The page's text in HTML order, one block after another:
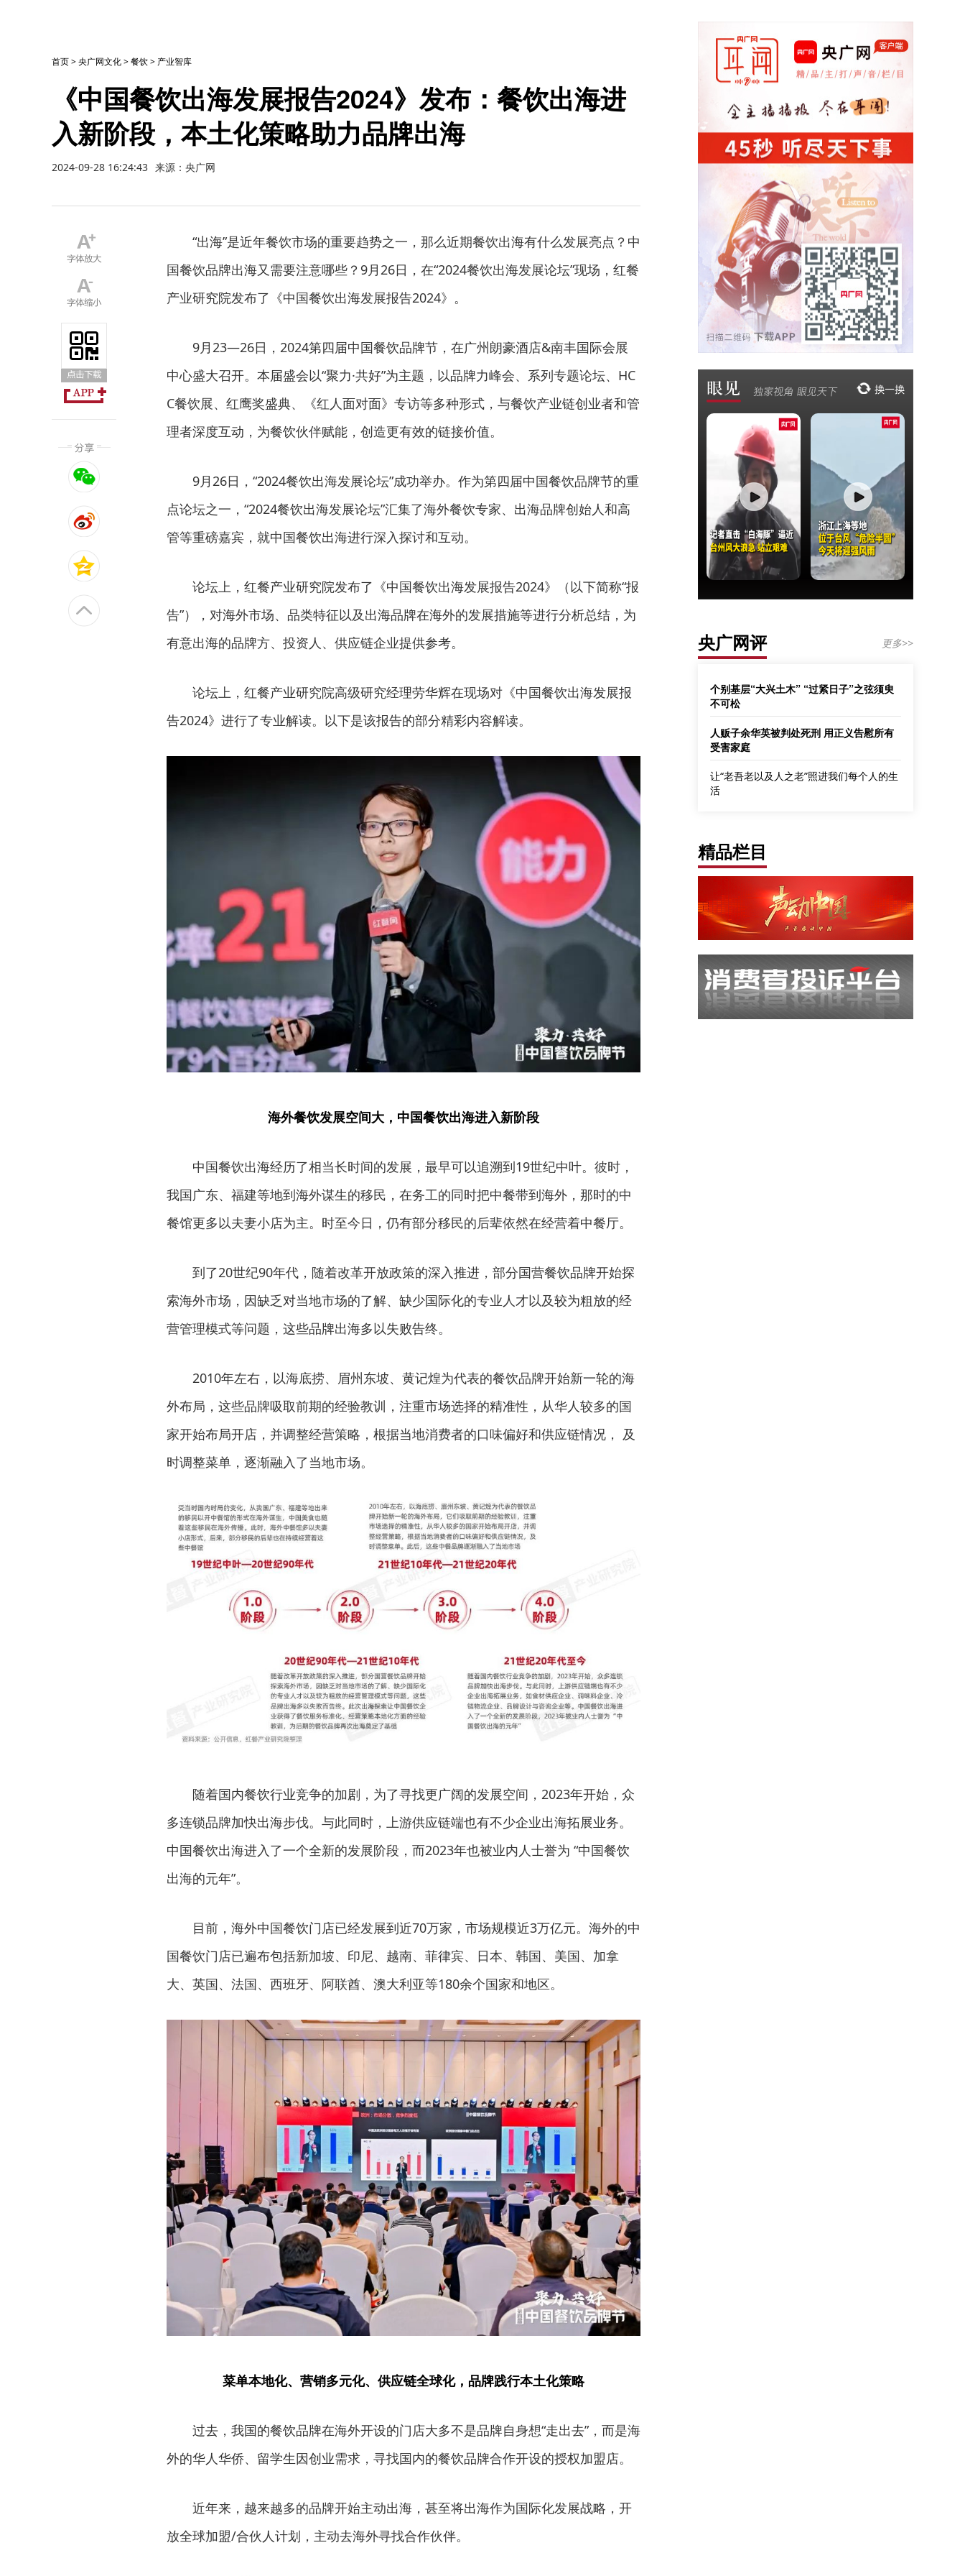
首页>央广网文化>餐饮> 产业智库
《中国餐饮出海发展报告2024》发布：餐饮出海进
入新阶段，本土化策略助力品牌出海
2024-09-28 16:24:43 来源：央广网
“出海”是近年餐饮市场的重要趋势之一，那么近期餐饮出海有什么发展亮点？中
国餐饮品牌出海又需要注意哪些？9月26日，在“2024餐饮出海发展论坛”现场，红餐
产业研究院发布了《中国餐饮出海发展报告2024》。
9月23—26日，2024第四届中国餐饮品牌节，在广州朗豪酒店&南丰国际会展
中心盛大召开。本届盛会以“聚力·共好”为主题，以品牌力峰会、系列专题论坛、HC
C餐饮展、红鹰奖盛典、《红人面对面》专访等多种形式，与餐饮产业链创业者和管
理者深度互动，为餐饮伙伴赋能，创造更有效的链接价值。
9月26日，“2024餐饮出海发展论坛”成功举办。作为第四届中国餐饮品牌节的重
点论坛之一，“2024餐饮出海发展论坛”汇集了海外餐饮专家、出海品牌创始人和高
管等重磅嘉宾，就中国餐饮出海进行深入探讨和互动。
论坛上，红餐产业研究院发布了《中国餐饮出海发展报告2024》（以下简称“报
告”），对海外市场、品类特征以及出海品牌在海外的发展措施等进行分析总结，为
有意出海的品牌方、投资人、供应链企业提供参考。
论坛上，红餐产业研究院高级研究经理劳华辉在现场对《中国餐饮出海发展报
告2024》进行了专业解读。以下是该报告的部分精彩内容解读。
海外餐饮发展空间大，中国餐饮出海进入新阶段
中国餐饮出海经历了相当长时间的发展，最早可以追溯到19世纪中叶。彼时，
我国广东、福建等地到海外谋生的移民，在务工的同时把中餐带到海外，那时的中
餐馆更多以夫妻小店为主。时至今日，仍有部分移民的后辈依然在经营着中餐厅。
到了20世纪90年代，随着改革开放政策的深入推进，部分国营餐饮品牌开始探
索海外市场，因缺乏对当地市场的了解、缺少国际化的专业人才以及较为粗放的经
营管理模式等问题，这些品牌出海多以失败告终。
2010年左右，以海底捞、眉州东坡、黄记煌为代表的餐饮品牌开始新一轮的海
外布局，这些品牌吸取前期的经验教训，注重市场选择的精准性，从华人较多的国
家开始布局开店，并调整经营策略，根据当地消费者的口味偏好和供应链情况， 及
时调整菜单，逐渐融入了当地市场。
随着国内餐饮行业竞争的加剧，为了寻找更广阔的发展空间，2023年开始，众
多连锁品牌加快出海步伐。与此同时，上游供应链端也有不少企业出海拓展业务。
中国餐饮出海进入了一个全新的发展阶段，而2023年也被业内人士誉为 “中国餐饮
出海的元年”。
目前，海外中国餐饮门店已经发展到近70万家，市场规模近3万亿元。海外的中
国餐饮门店已遍布包括新加坡、印尼、越南、菲律宾、日本、韩国、美国、加拿
大、英国、法国、西班牙、阿联酋、澳大利亚等180余个国家和地区。
菜单本地化、营销多元化、供应链全球化，品牌践行本土化策略
过去，我国的餐饮品牌在海外开设的门店大多不是品牌自身想“走出去”，而是海
外的华人华侨、留学生因创业需求，寻找国内的餐饮品牌合作开设的授权加盟店。
近年来，越来越多的品牌开始主动出海，甚至将出海作为国际化发展战略，开
放全球加盟/合伙人计划，主动去海外寻找合作伙伴。
央广网评 更多>>
个别基层“大兴土木” “过紧日子”之弦须臾
不可松
人贩子余华英被判处死刑 用正义告慰所有
受害家庭
让“老吾老以及人之老”照进我们每个人的生
活
精品栏目